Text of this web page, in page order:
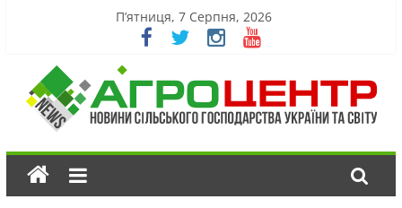
П’ятниця, 7 Серпня, 2026